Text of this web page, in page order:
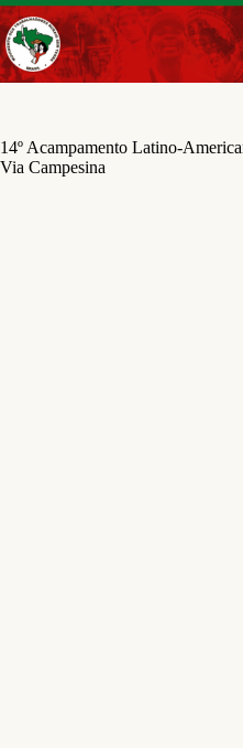
Pular
para
o
conteúdo
14º Acampamento Latino-
Via Campesina